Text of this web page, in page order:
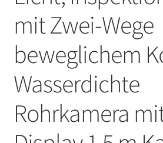
mit Zwei-Wege
beweglichem
Wasserdichte
Rohrkamera